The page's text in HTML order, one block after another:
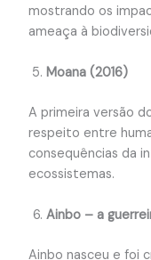
mostrando os
ameaça à
Moana (2016)
A primeira versão
respeito entre
consequências da
ecossistemas.
Ainbo – a
Ainbo nasceu e foi